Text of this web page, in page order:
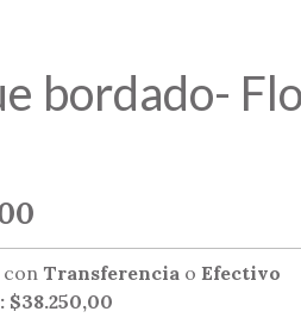
bordado-
con Transferenciao Efectivo
$38.250,00